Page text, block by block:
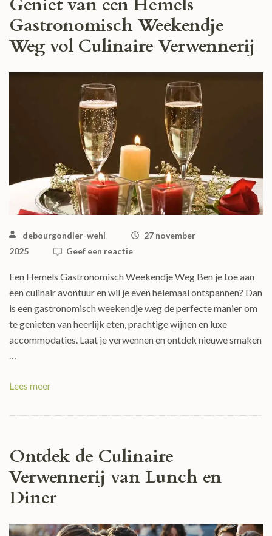
Gastronomisch Weekendje
Weg vol Culinaire Verwennerij
debourgondier-wehl
27 november
2025
Geef een reactie
Een Hemels Gastronomisch Weekendje Weg Ben je toe aan
een culinair avontuur en wil je even helemaal ontspannen? Dan
is een gastronomisch weekendje weg de perfecte manier om
te genieten van heerlijk eten, prachtige wijnen en luxe
accommodaties. Laat je verwennen en ontdek nieuwe smaken
Lees meer
Ontdek de Culinaire
Verwennerij van Lunch en
Diner